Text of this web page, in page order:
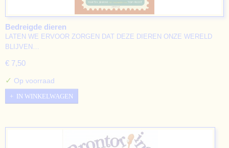
Bedreigde dieren
LATEN WE ERVOOR ZORGEN DAT DEZE DIEREN ONZE WERELD
BLIJVEN…
€ 7,50
✓ Op voorraad
IN WINKELWAGEN